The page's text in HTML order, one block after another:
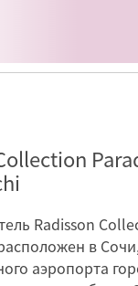
Radisson
в
аэропорта